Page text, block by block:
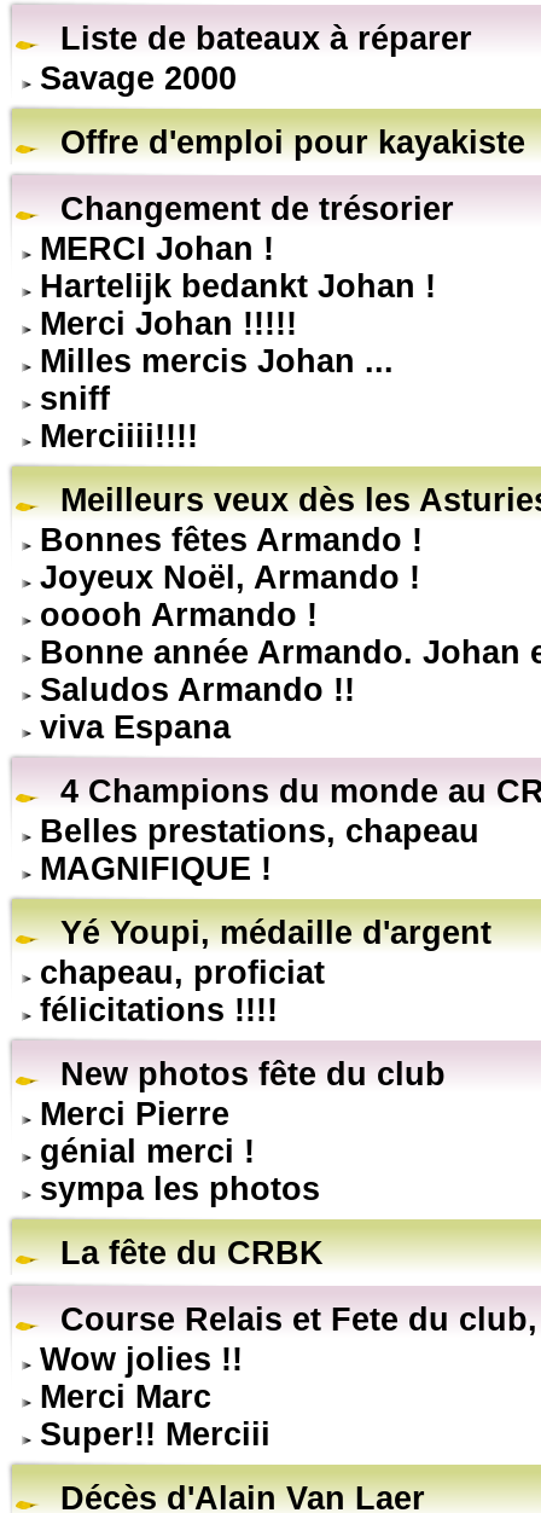
Liste de bateaux à réparer
Savage 2000
Offre d'emploi pour kayakiste
Changement de trésorier
MERCI Johan !
Hartelijk bedankt Johan !
Merci Johan !!!!!
Milles mercis Johan ...
sniff
Merciiii!!!!
Meilleurs veux dès les
Bonnes fêtes Armando !
Joyeux Noël, Armando !
ooooh Armando !
Bonne année Armando. Johan
Saludos Armando !!
viva Espana
4 Champions du monde au
Belles prestations, chapeau
MAGNIFIQUE !
Yé Youpi, médaille d'argent
chapeau, proficiat
félicitations !!!!
New photos fête du club
Merci Pierre
génial merci !
sympa les photos
La fête du CRBK
Course Relais et Fete du
Wow jolies !!
Merci Marc
Super!! Merciii
Décès d'Alain Van Laer